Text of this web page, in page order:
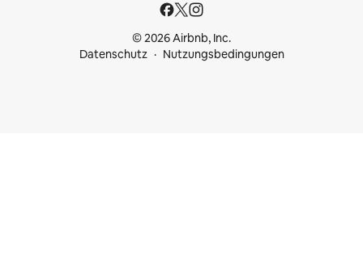
© 2026 Airbnb, Inc.
Datenschutz
Nutzungsbedingungen